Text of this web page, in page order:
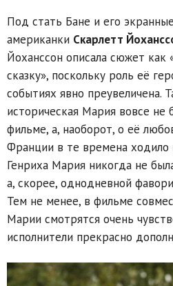
Под стать Бане и его
американки Скарлетт
Йоханссон описала сюжет как
сказку», поскольку роль её
событиях явно преувеличена.
историческая Мария вовсе не
фильме, а, наоборот, о её
Франции в те времена ходило
Генриха Мария никогда не
а, скорее, однодневной
Тем не менее, в фильме
Марии смотрятся очень
исполнители прекрасно